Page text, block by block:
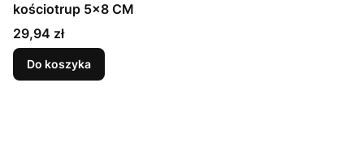
kościotrup 5x8 CM
Cena
29,94 zł
Do koszyka